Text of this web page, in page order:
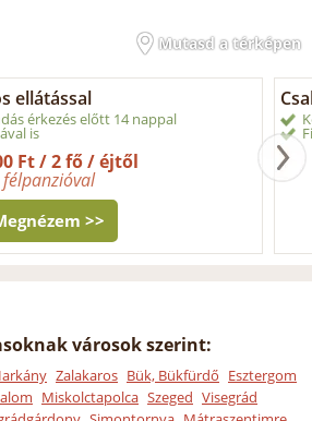
Mutasd a térképen
ellátással
érkezés előtt 14 nappal
is
Ft / 2 fő / éjtől
félpanzióval
>>
városok szerint:
Zalakaros Bük, Bükfürdő Esztergom
Miskolctapolca Szeged Visegrád